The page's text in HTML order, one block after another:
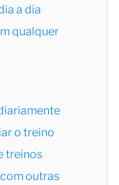
a dia
qualquer
o treino
treinos
outras